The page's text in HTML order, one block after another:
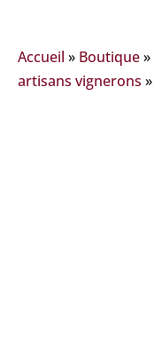
Accueil » Boutique»
artisans vignerons »